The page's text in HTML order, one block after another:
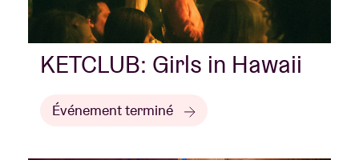
KETCLUB: Girls in Hawaii
Événement terminé